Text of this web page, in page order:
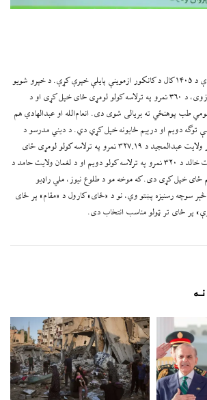
د افغانستان د ازموینو ملي ادارې د ۱۴۰۵ کال د کانکور ازموینې پایلې خپرې کړې. د خپرو شویو
پایلو له مخې، راشد د پهلوان زوی، د ۳۶۰ نمرو په ترلاسه کولو لومړی ځای خپل کړی او د
طب پوهنځي ته بریالی شوی دی. انعام‌الله او عبدالهادي هم
توګه دویم او درېیم ځایونه خپل کړي دي. د دیني مدرسو د
فارغینو په کټګورۍ کې، د غور ولایت عبدالمجید د ۳۲۷٫۱۹ نمرو په ترلاسه کولو لومړی ځای
خپل کړی دی. د بدخشان ولایت خالد د ۳۲۰ نمرو په ترلاسه کولو دویم او د لغمان ولایت حامد د
ځای خپل کړی دی. که موخه مو د طلوع نیوز، ملي راډیو
څېر سوچه رسنیزه پښتو وي، نو د «ځای» کارول د «مقام» پر ځای
پر ځای تر ټولو مناسب انتخاب دی.